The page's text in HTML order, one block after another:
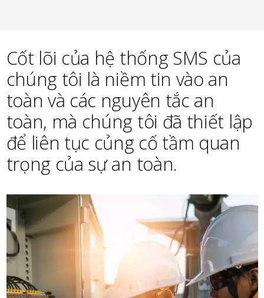
Cốt lõi của hệ thống SMS của
chúng tôi là niềm tin vào an
toàn và các nguyên tắc an
toàn, mà chúng tôi đã thiết lập
để liên tục củng cố tầm quan
trọng của sự an toàn.